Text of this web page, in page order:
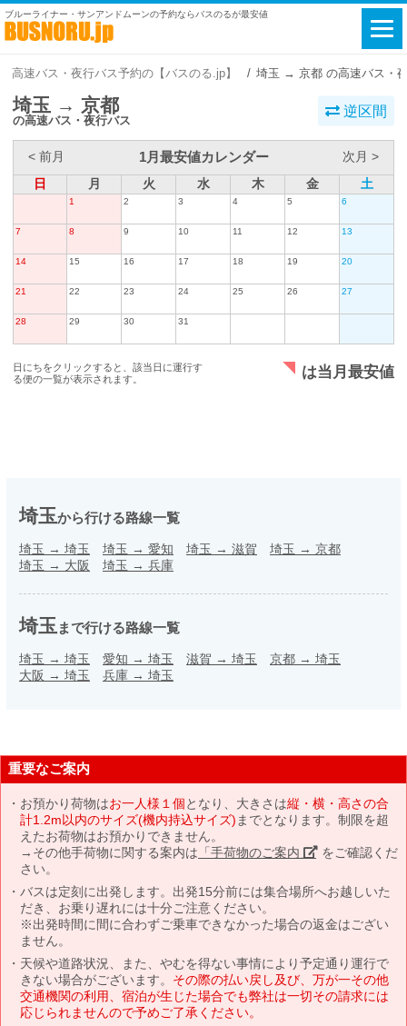
ブルーライナー・サンアンドムーンの予約ならバスのるが最安値
高速バス・夜行バス予約の【バスのる.jp】 埼玉 → 京都 の高速バス・
埼玉 → 京都
の高速バス・夜行バス
逆区間
< 前月 1月最安値カレンダー
次月 >
日
月 火 水 木 金 土
1 2 3 4 5 6
7 8 9 10 11 12 13
14 15 16 17 18 19 20
21 22 23 24 25 26 27
28 29 30 31
日にちをクリックすると、該当日に運行す
る便の一覧が表示されます。
は当月最安値
埼玉から行ける路線一覧
埼玉 → 埼玉 埼玉 → 愛知 埼玉 → 滋賀 埼玉 → 京都
埼玉 → 大阪 埼玉 → 兵庫
埼玉 まで行ける路線一覧
埼玉 → 埼玉 愛知 → 埼玉 滋賀 → 埼玉 京都 → 埼玉
大阪 → 埼玉 兵庫 → 埼玉
重要なご案内
お預かり荷物はお一人様１個となり、大きさは縦・横・高さの合
計1.2m以内のサイズ(機内持込サイズ) までとなります。制限を超
えたお荷物はお預かりできません。
→その他手荷物に関する案内は 「手荷物のご案内」 をご確認くだ
さい。
バスは定刻に出発します。出発15分前には集合場所へお越しいた
だき、お乗り遅れには十分ご注意ください。
※出発時間に間に合わずご乗車できなかった場合の返金はござい
ません。
天候や道路状況、また、やむを得ない事情により予定通り運行で
きない場合がございます。 その際の払い戻し及び、万が一その他
交通機関の利用、宿泊が生じた場合でも弊社は一切その請求には
応じられませんので予めご了承ください。